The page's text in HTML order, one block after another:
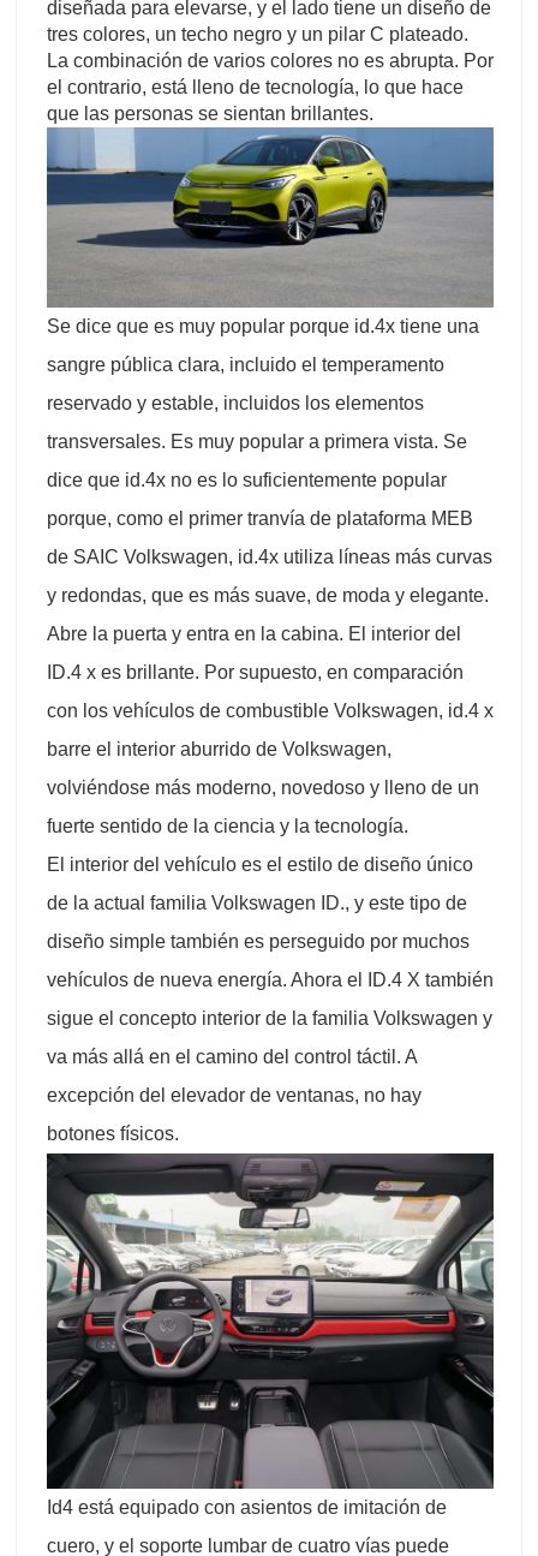
diseñada para elevarse, y el lado tiene un diseño de
tres colores, un techo negro y un pilar C plateado.
La combinación de varios colores no es abrupta. Por
el contrario, está lleno de tecnología, lo que hace
que las personas se sientan brillantes.
Se dice que es muy popular porque id.4x tiene una
sangre pública clara, incluido el temperamento
reservado y estable, incluidos los elementos
transversales. Es muy popular a primera vista. Se
dice que id.4x no es lo suficientemente popular
porque, como el primer tranvía de plataforma MEB
de SAIC Volkswagen, id.4x utiliza líneas más curvas
y redondas, que es más suave, de moda y elegante.
Abre la puerta y entra en la cabina. El interior del
ID.4 x es brillante. Por supuesto, en comparación
con los vehículos de combustible Volkswagen, id.4 x
barre el interior aburrido de Volkswagen,
volviéndose más moderno, novedoso y lleno de un
fuerte sentido de la ciencia y la tecnología.
El interior del vehículo es el estilo de diseño único
de la actual familia Volkswagen ID., y este tipo de
diseño simple también es perseguido por muchos
vehículos de nueva energía. Ahora el ID.4 X también
sigue el concepto interior de la familia Volkswagen y
va más allá en el camino del control táctil. A
excepción del elevador de ventanas, no hay
botones físicos.
Id4 está equipado con asientos de imitación de
cuero, y el soporte lumbar de cuatro vías puede